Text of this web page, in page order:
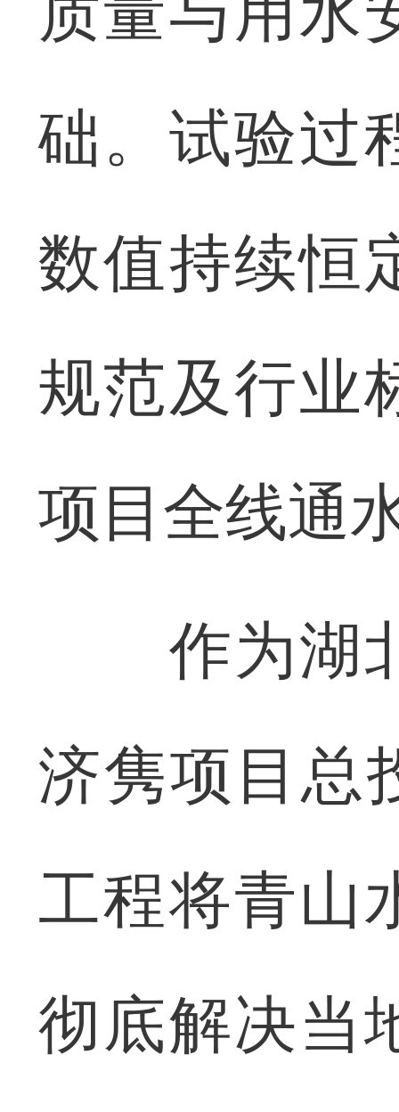
础。试验过
数值持续恒
规范及行业
项目全线通
作为湖北
济隽项目总
工程将青山
彻底解决当